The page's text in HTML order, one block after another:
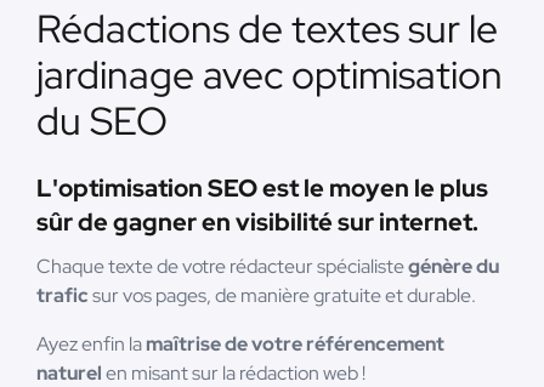
Rédactions de textes sur le
jardinage avec optimisation
du SEO
L'optimisation SEO est le moyen le plus
sûr de gagner en visibilité sur internet.
Chaque texte de votre rédacteur spécialistegénère du
traficsur vos pages, de manière gratuite et durable.
Ayez enfin lamaîtrise de votre référencement
naturelen misant sur la rédaction web !